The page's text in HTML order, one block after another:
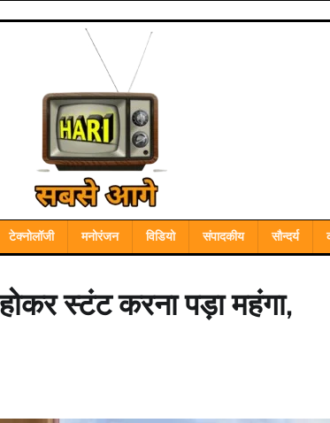
टेक्नोलॉजी मनोरंजन विडियो संपादकीय सौन्दर्य
स्टंट करना पड़ा महंगा,